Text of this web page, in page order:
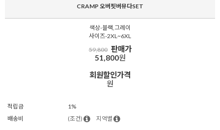
CRAMP 오버핏버뮤다SET
색상-블랙,그레이
사이즈-2XL~6XL
59,800 판매가
51,800원
회원할인가격
원
적립금
1%
배송비
(조건) 지역별